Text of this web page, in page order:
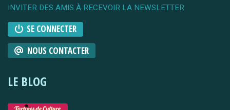
INVITER DES AMIS À RECEVOIR LA NEWSLETTER
SE CONNECTER
NOUS CONTACTER
LE BLOG